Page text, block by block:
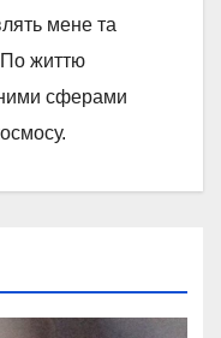
мене та
По життю
сферами